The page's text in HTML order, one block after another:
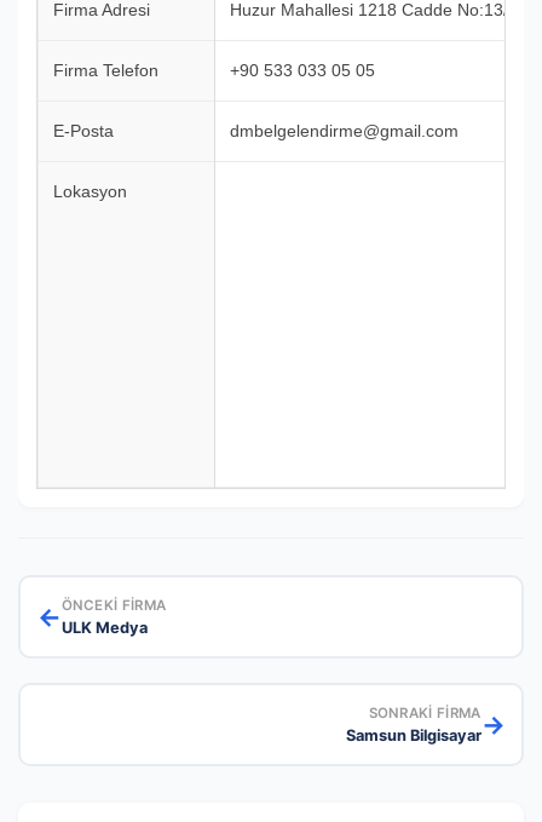
Firma Adresi Huzur Mahallesi 1218 Cadde No:13/B
Firma Telefon +90 533 033 05 05
E-Posta dmbelgelendirme@gmail.com
Lokasyon
←ÖNCEKI FIRMA
ULK Medya
SONRAKI FIRMA
Samsun Bilgisayar→